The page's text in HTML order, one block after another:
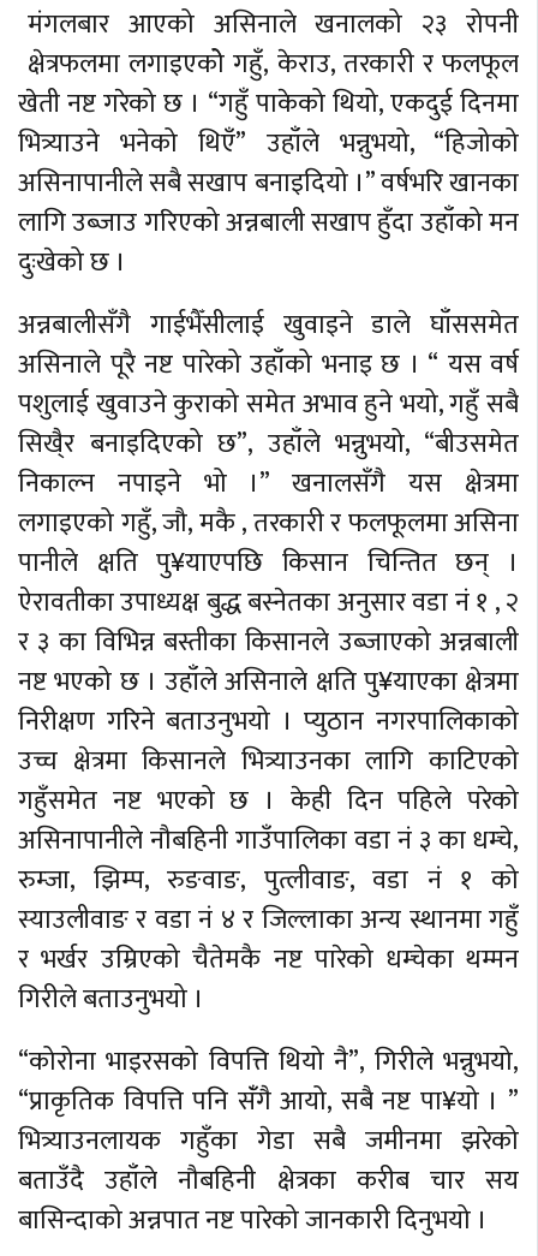
मंगलबार आएको असिनाले खनालको २३ रोपनी
क्षेत्रफलमा लगाइएकोे गहुँ, केराउ, तरकारी र फलफूल
खेती नष्ट गरेको छ । “गहुँ पाकेको थियो, एकदुई दिनमा
भित्र्याउने भनेको थिएँ” उहाँले भन्नुभयो, “हिजोको
असिनापानीले सबै सखाप बनाइदियो ।” वर्षभरि खानका
लागि उब्जाउ गरिएको अन्नबाली सखाप हुँदा उहाँको मन
दुःखेको छ ।
अन्नबालीसँगै गाईभैँसीलाई खुवाइने डाले घाँससमेत
असिनाले पूरै नष्ट पारेको उहाँको भनाइ छ । “ यस वर्ष
पशुलाई खुवाउने कुराको समेत अभाव हुने भयो, गहुँ सबै
सिखै्र बनाइदिएको छ”, उहाँले भन्नुभयो, “बीउसमेत
निकाल्न नपाइने भो ।” खनालसँगै यस क्षेत्रमा
लगाइएको गहुँ, जौ, मकै , तरकारी र फलफूलमा असिना
पानीले क्षति पु¥याएपछि किसान चिन्तित छन् ।
ऐरावतीका उपाध्यक्ष बुद्ध बस्नेतका अनुसार वडा नं १ , २
र ३ का विभिन्न बस्तीका किसानले उब्जाएको अन्नबाली
नष्ट भएको छ । उहाँले असिनाले क्षति पु¥याएका क्षेत्रमा
निरीक्षण गरिने बताउनुभयो । प्युठान नगरपालिकाको
उच्च क्षेत्रमा किसानले भित्र्याउनका लागि काटिएको
गहुँसमेत नष्ट भएको छ । केही दिन पहिले परेको
असिनापानीले नौबहिनी गाउँपालिका वडा नं ३ का धम्चे,
रुम्जा, झिम्प, रुङवाङ, पुत्लीवाङ, वडा नं १ को
स्याउलीवाङ र वडा नं ४ र जिल्लाका अन्य स्थानमा गहुँ
र भर्खर उम्रिएको चैतेमकै नष्ट पारेको धम्चेका थम्मन
गिरीले बताउनुभयो ।
“कोरोना भाइरसको विपत्ति थियो नै”, गिरीले भन्नुभयो,
“प्राकृतिक विपत्ति पनि संँगै आयो, सबै नष्ट पा¥यो । ”
भित्र्याउनलायक गहुँका गेडा सबै जमीनमा झरेको
बताउँदै उहाँले नौबहिनी क्षेत्रका करीब चार सय
बासिन्दाको अन्नपात नष्ट पारेको जानकारी दिनुभयो ।